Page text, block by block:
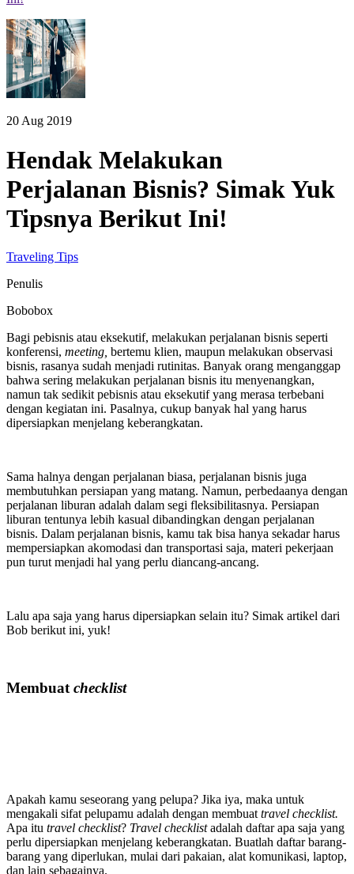
20 Aug 2019
Hendak Melakukan
Perjalanan Bisnis? Simak Yuk
Tipsnya Berikut Ini!
Traveling Tips
Penulis
Bobobox
Bagi pebisnis atau eksekutif, melakukan perjalanan bisnis seperti
konferensi, meeting, bertemu klien, maupun melakukan observasi
bisnis, rasanya sudah menjadi rutinitas. Banyak orang menganggap
bahwa sering melakukan perjalanan bisnis itu menyenangkan,
namun tak sedikit pebisnis atau eksekutif yang merasa terbebani
dengan kegiatan ini. Pasalnya, cukup banyak hal yang harus
dipersiapkan menjelang keberangkatan.
Sama halnya dengan perjalanan biasa, perjalanan bisnis juga
membutuhkan persiapan yang matang. Namun, perbedaanya dengan
perjalanan liburan adalah dalam segi fleksibilitasnya. Persiapan
liburan tentunya lebih kasual dibandingkan dengan perjalanan
bisnis. Dalam perjalanan bisnis, kamu tak bisa hanya sekadar harus
mempersiapkan akomodasi dan transportasi saja, materi pekerjaan
pun turut menjadi hal yang perlu diancang-ancang.
Lalu apa saja yang harus dipersiapkan selain itu? Simak artikel dari
Bob berikut ini, yuk!
Membuat checklist
Apakah kamu seseorang yang pelupa? Jika iya, maka untuk
mengakali sifat pelupamu adalah dengan membuat travel checklist.
Apa itu travel checklist? Travel checklistadalah daftar apa saja yang
perlu dipersiapkan menjelang keberangkatan. Buatlah daftar barang-
barang yang diperlukan, mulai dari pakaian, alat komunikasi, laptop,
dan lain sebagainya.